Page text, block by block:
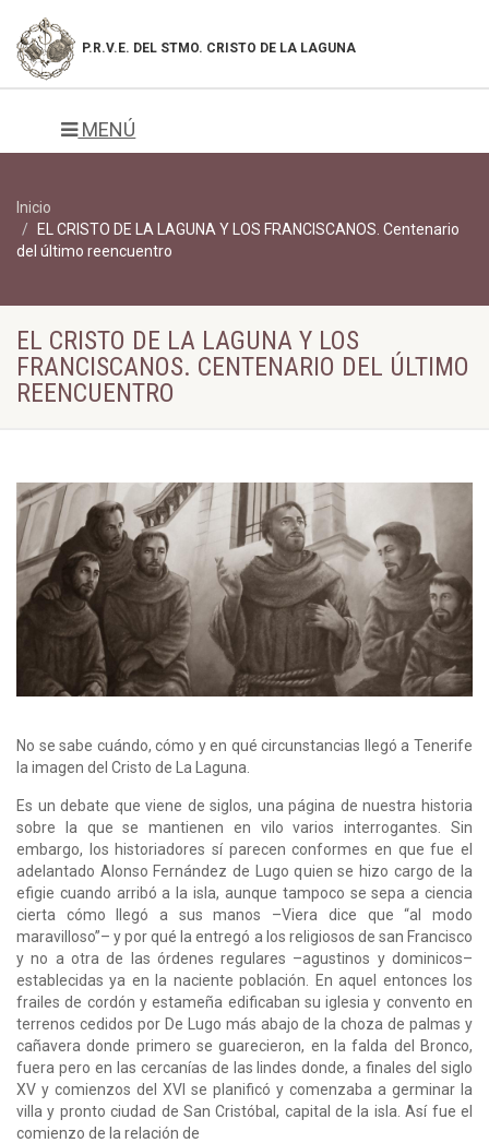
P.R.V.E. DEL STMO. CRISTO DE LA LAGUNA
MENÚ
Inicio
EL CRISTO DE LA LAGUNA Y LOS FRANCISCANOS. Centenario
del último reencuentro
EL CRISTO DE LA LAGUNA Y LOS
FRANCISCANOS. CENTENARIO DEL ÚLTIMO
REENCUENTRO
No se sabe cuándo, cómo y en qué circunstancias llegó a Tenerife
la imagen del Cristo de La Laguna.
Es un debate que viene de siglos, una página de nuestra historia
sobre la que se mantienen en vilo varios interrogantes. Sin
embargo, los historiadores sí parecen conformes en que fue el
adelantado Alonso Fernández de Lugo quien se hizo cargo de la
efigie cuando arribó a la isla, aunque tampoco se sepa a ciencia
cierta cómo llegó a sus manos –Viera dice que “al modo
maravilloso”– y por qué la entregó a los religiosos de san Francisco
y no a otra de las órdenes regulares –agustinos y dominicos–
establecidas ya en la naciente población. En aquel entonces los
frailes de cordón y estameña edificaban su iglesia y convento en
terrenos cedidos por De Lugo más abajo de la choza de palmas y
cañavera donde primero se guarecieron, en la falda del Bronco,
fuera pero en las cercanías de las lindes donde, a finales del siglo
XV y comienzos del XVI se planificó y comenzaba a germinar la
villa y pronto ciudad de San Cristóbal, capital de la isla. Así fue el
comienzo de la relación de